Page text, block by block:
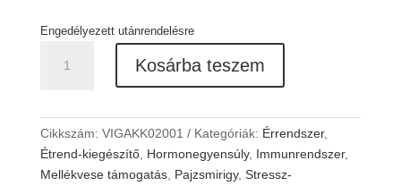
Engedélyezett utánrendelésre
Kosárba teszem
Cikkszám: VIGAKK02001 Kategóriák: Érrendszer,
Étrend-kiegészítő, Hormonegyensúly, Immunrendszer,
Mellékvese támogatás, Pajzsmirigy, Stressz-